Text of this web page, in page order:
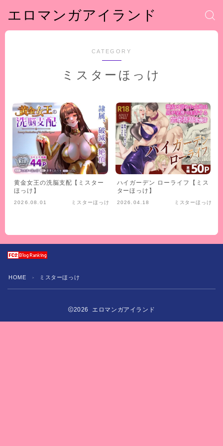
エロマンガアイランド
CATEGORY
ミスターほっけ
黄金女王の洗脳支配【ミスター
ほっけ】
2026.08.01 ミスターほっけ
ハイガーデン ローライフ【ミス
ターほっけ】
2026.04.18 ミスターほっけ
HOME ＞ ミスターほっけ
2026 エロマンガアイランド